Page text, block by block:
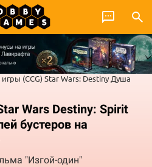
(CCG)Star Wars: Destiny Душа
Wars Destiny: Spirit
бустеров на
"Изгой-один"